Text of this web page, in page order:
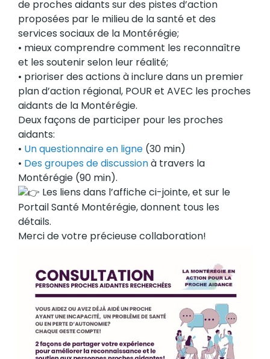
de proches aidants sur des pistes d’action
proposées par le milieu de la santé et des
services sociaux de la Montérégie;
• mieux comprendre comment les reconnaître
et les soutenir selon leur réalité;
• prioriser des actions à inclure dans un premier
plan d’action régional, POUR et AVEC les proches
aidants de la Montérégie.
Deux façons de participer pour les proches
aidants:
• Un questionnaire en ligne (30 min)
• Des groupes de discussionà travers la
Montérégie (90 min).
Les liens dans l’affiche ci-jointe, et sur le
Portail Santé Montérégie, donnent tous les
détails.
Merci de votre précieuse collaboration!